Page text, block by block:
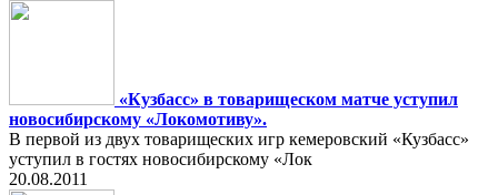
«Кузбасс» в товарищеском матче уступил
новосибирскому «Локомотиву».
В первой из двух товарищеских игр кемеровский «Кузбасс»
уступил в гостях новосибирскому «Лок
20.08.2011